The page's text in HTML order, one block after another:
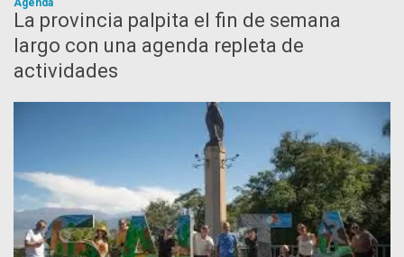
La provincia palpita el fin de semana
largo con una agenda repleta de
actividades